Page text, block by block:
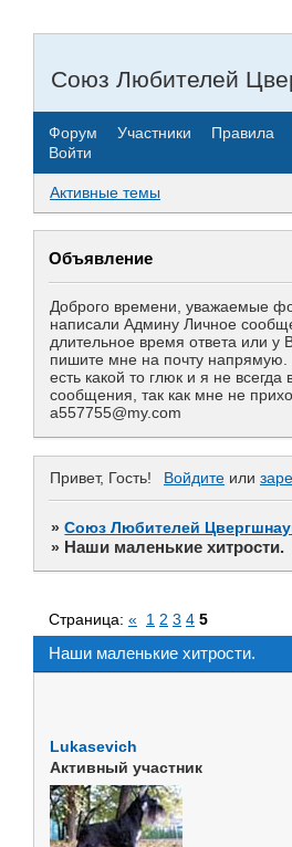
Союз Любителей
Форум Участники Правила
Войти
Активные темы
Объявление
Доброго времени, уважаемые
написали Админу Личное
длительное время ответа или у
пишите мне на почту
есть какой то глюк и я не всегда
сообщения, так как мне не
a557755@my.com
Привет, Гость! Войдите или
»Союз Любителей
» Наши маленькие хитрости.
Наши маленькие хитрости.
Страница: « 1 2 3 4 5
Lukasevich
Активный участник